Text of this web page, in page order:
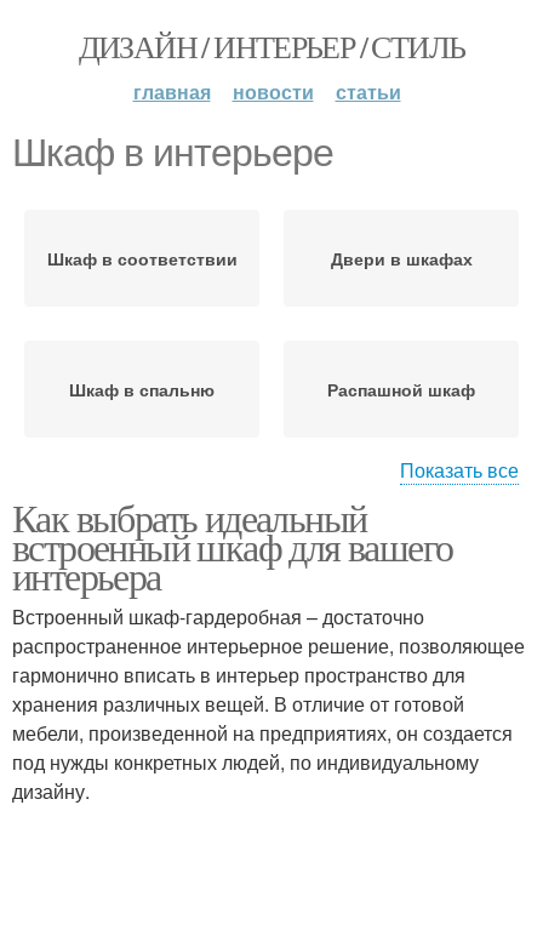
ДИЗАЙН / ИНТЕРЬЕР / СТИЛЬ
главная новости статьи
Шкаф в интерьере
Шкаф в соответствии Двери в шкафах
Шкаф в спальню Распашной шкаф
Материалы для шкафа Требования к шкафу
Цвета для шкафа
Показать все
Как выбрать идеальный
встроенный шкаф для вашего
интерьера
Встроенный шкаф-гардеробная – достаточно
распространенное интерьерное решение, позволяющее
гармонично вписать в интерьер пространство для
хранения различных вещей. В отличие от готовой
мебели, произведенной на предприятиях, он создается
под нужды конкретных людей, по индивидуальному
дизайну.